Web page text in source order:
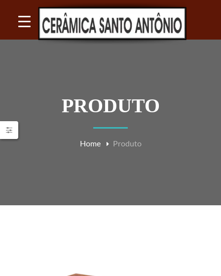
PRODUTO
Home Produto